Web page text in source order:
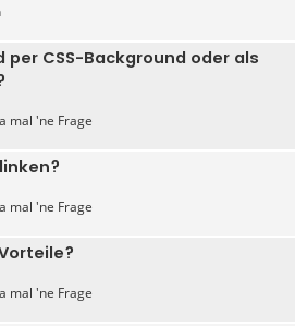
per CSS-Background oder als
mal 'ne Frage
mal 'ne Frage
mal 'ne Frage